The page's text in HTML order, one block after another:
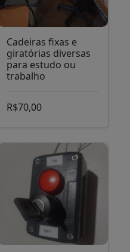
Cadeiras fixas e
giratórias diversas
para estudo ou
trabalho
R$70,00